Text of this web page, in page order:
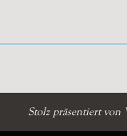
Stolz präsentiert von